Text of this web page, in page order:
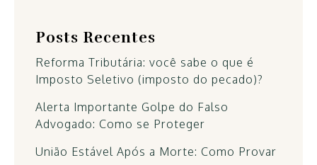
Posts Recentes
Reforma Tributária: você sabe o que é
Imposto Seletivo (imposto do pecado)?
Alerta Importante Golpe do Falso
Advogado: Como se Proteger
União Estável Após a Morte: Como Provar